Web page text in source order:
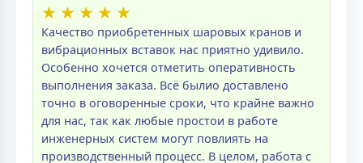
★ ★ ★ ★ ★
Качество приобретенных шаровых кранов и
вибрационных вставок нас приятно удивило.
Особенно хочется отметить оперативность
выполнения заказа. Всё былио доставлено
точно в оговоренные сроки, что крайне важно
для нас, так как любые простои в работе
инженерных систем могут повлиять на
производственный процесс. В целом, работа с